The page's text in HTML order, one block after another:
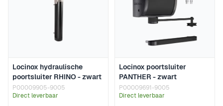
Locinox hydraulische
poortsluiter RHINO - zwart
P00009905-9005
Direct leverbaar
Locinox poortsluiter
PANTHER - zwart
P00009691-9005
Direct leverbaar